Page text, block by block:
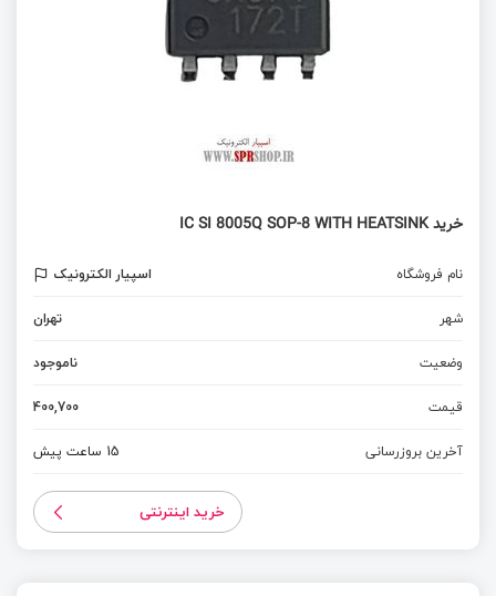
خرید IC SI 8005Q SOP-8 WITH HEATSINK
نام فروشگاه
اسپیار الکترونیک
شهر
تهران
وضعیت
ناموجود
قیمت
400,700
آخرین بروزرسانی
15 ساعت پیش
خرید اینترنتی